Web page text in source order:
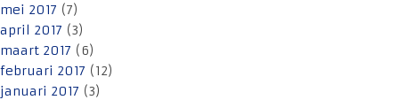
mei 2017 (7)
april 2017 (3)
maart 2017 (6)
februari 2017 (12)
januari 2017 (3)